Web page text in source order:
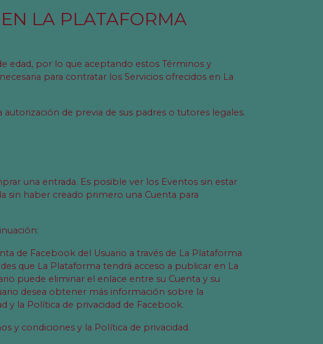
LA PLATAFORMA
edad, por lo que aceptando estos Términos y
para contratar los Servicios ofrecidos en La
de previa de sus padres o tutores legales.
una entrada. Es posible ver los Eventos sin estar
sin haber creado primero una Cuenta para
de Facebook del Usuario a través de La Plataforma
que La Plataforma tendrá acceso a publicar en La
puede eliminar el enlace entre su Cuenta y su
desea obtener más información sobre la
y la Política de privacidad de Facebook.
y condiciones y la Política de privacidad.